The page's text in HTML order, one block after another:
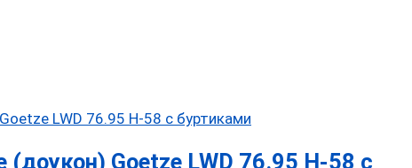
Goetze LWD 76.95 H-58 с